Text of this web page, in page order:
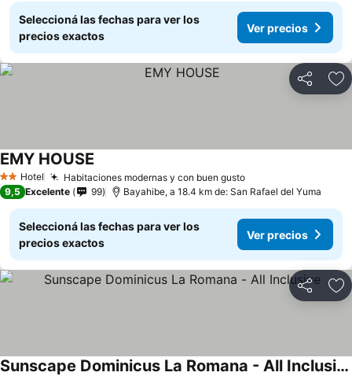
Seleccioná las fechas para ver los
precios exactos
Ver precios
Compartir
2 Estrellas
Hotel Habitaciones modernas y con buen gusto
EMY HOUSE
9,5 Excelente 99 Bayahibe, a 18.4 km de: San Rafael del Yuma
Seleccioná las fechas para ver los
precios exactos
Ver precios
Compartir
Sunscape Dominicus La Romana - All Inclusive